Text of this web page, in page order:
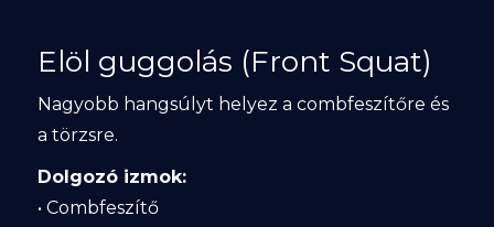
Elöl guggolás (Front Squat)
Nagyobb hangsúlyt helyez a combfeszítőre és
a törzsre.
Dolgozó izmok:
• Combfeszítő